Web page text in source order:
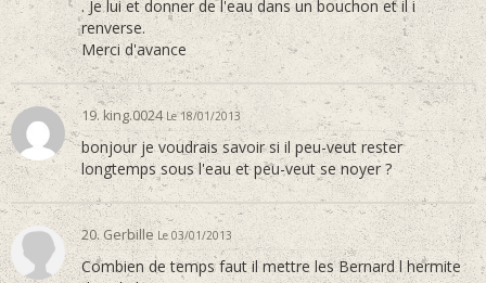
. Je lui et donner de l'eau dans un bouchon et il i
renverse.
Merci d'avance
19. king.0024Le 18/01/2013
bonjour je voudrais savoir si il peu-veut rester
longtemps sous l'eau et peu-veut se noyer ?
20. Gerbille Le 03/01/2013
Combien de temps faut il mettre les Bernard l hermite